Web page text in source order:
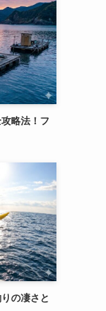
略法！フ
の凄さと